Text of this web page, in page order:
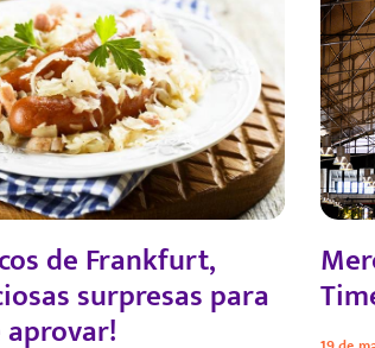
de Frankfurt,
surpresas para